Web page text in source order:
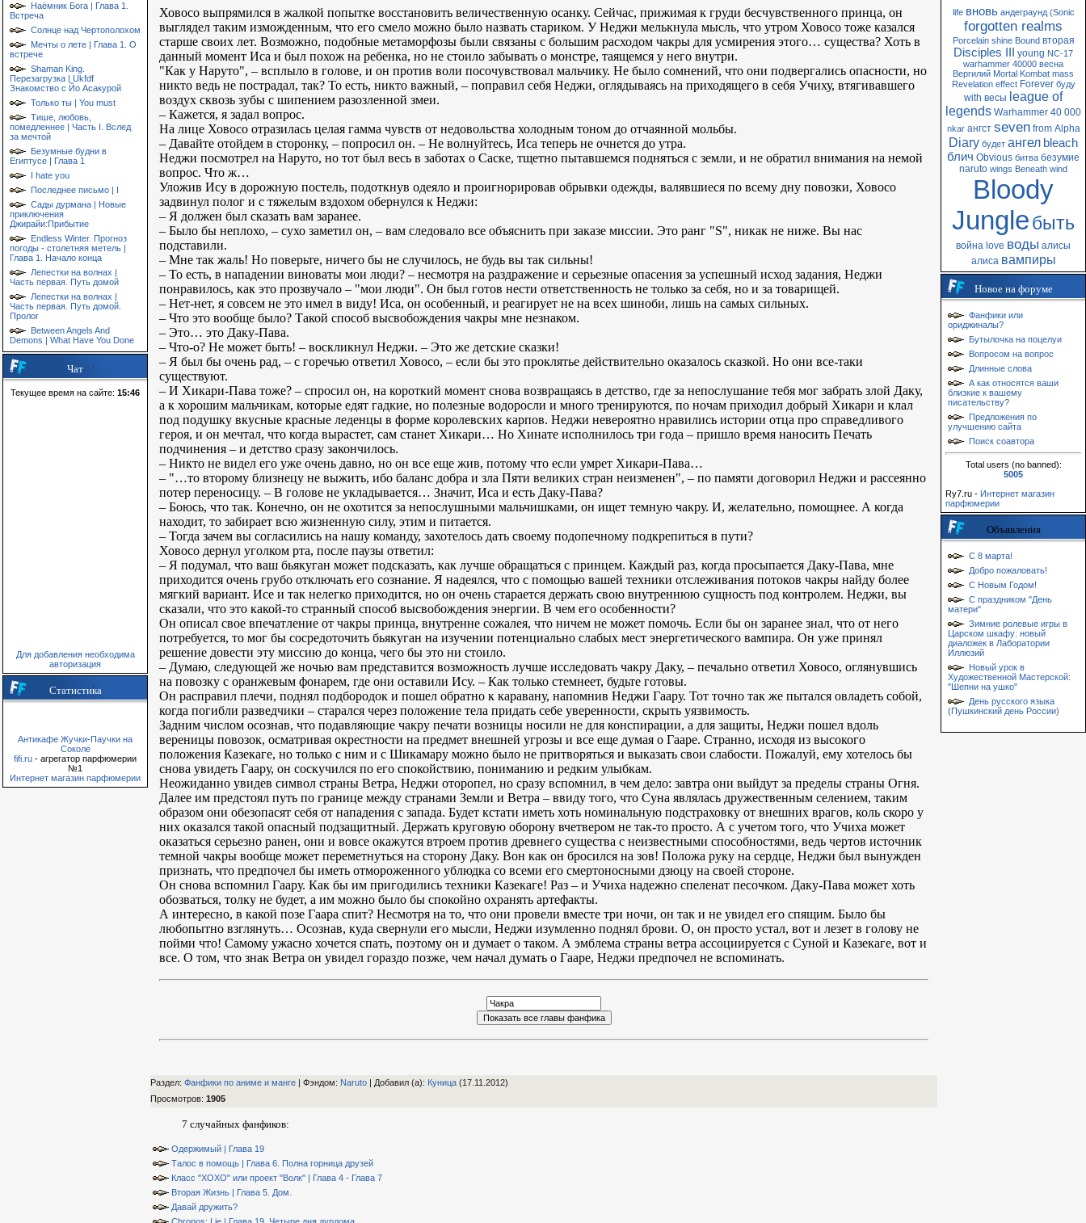
Наёмник Бога | Глава 1.
Встреча
Солнце над Чертополохом
Мечты о лете | Глава 1. О
встрече
Shaman King.
Перезагрузка | Ukfdf
Знакомство с Йо Асакурой
Только ты | You must
Тише, любовь,
помедленнее | Часть I. Вслед
за мечтой
Безумные будни в
Египтусе | Глава 1
I hate you
Последнее письмо | I
Сады дурмана | Новые
приключения
Джирайи:Прибытие
Endless Winter. Прогноз
погоды - столетняя метель |
Глава 1. Начало конца
Лепестки на волнах |
Часть первая. Путь домой
Лепестки на волнах |
Часть первая. Путь домой.
Пролог
Between Angels And
Demons | What Have You Done
Чат
Текущее время на сайте: 15:46
Для добавления необходима
авторизация
Статистика
Антикафе Жучки-Паучки на
Соколе
fifi.ru - агрегатор парфюмерии
№1
Интернет магазин парфюмерии
Ховосо выпрямился в жалкой попытке восстановить величественную осанку. Сейчас, прижимая к груди бесчувственного принца, он
выглядел таким изможденным, что его смело можно было назвать стариком. У Неджи мелькнула мысль, что утром Ховосо тоже казался
старше своих лет. Возможно, подобные метаморфозы были связаны с большим расходом чакры для усмирения этого… существа? Хоть в
данный момент Иса и был похож на ребенка, но не стоило забывать о монстре, таящемся у него внутри.
"Как у Наруто", – всплыло в голове, и он против воли посочувствовал мальчику. Не было сомнений, что они подвергались опасности, но
никто ведь не пострадал, так? То есть, никто важный, – поправил себя Неджи, оглядываясь на приходящего в себя Учиху, втягивавшего
воздух сквозь зубы с шипением разозленной змеи.
– Кажется, я задал вопрос.
На лице Ховосо отразилась целая гамма чувств от недовольства холодным тоном до отчаянной мольбы.
– Давайте отойдем в сторонку, – попросил он. – Не волнуйтесь, Иса теперь не очнется до утра.
Неджи посмотрел на Наруто, но тот был весь в заботах о Саске, тщетно пытавшемся подняться с земли, и не обратил внимания на немой
вопрос. Что ж…
Уложив Ису в дорожную постель, подоткнув одеяло и проигнорировав обрывки одежды, валявшиеся по всему дну повозки, Ховосо
задвинул полог и с тяжелым вздохом обернулся к Неджи:
– Я должен был сказать вам заранее.
– Было бы неплохо, – сухо заметил он, – вам следовало все объяснить при заказе миссии. Это ранг "S", никак не ниже. Вы нас
подставили.
– Мне так жаль! Но поверьте, ничего бы не случилось, не будь вы так сильны!
– То есть, в нападении виноваты мои люди? – несмотря на раздражение и серьезные опасения за успешный исход задания, Неджи
понравилось, как это прозвучало – "мои люди". Он был готов нести ответственность не только за себя, но и за товарищей.
– Нет-нет, я совсем не это имел в виду! Иса, он особенный, и реагирует не на всех шиноби, лишь на самых сильных.
– Что это вообще было? Такой способ высвобождения чакры мне незнаком.
– Это… это Даку-Пава.
– Что-о? Не может быть! – воскликнул Неджи. – Это же детские сказки!
– Я был бы очень рад, – с горечью ответил Ховосо, – если бы это проклятье действительно оказалось сказкой. Но они все-таки
существуют.
– И Хикари-Пава тоже? – спросил он, на короткий момент снова возвращаясь в детство, где за непослушание тебя мог забрать злой Даку,
а к хорошим мальчикам, которые едят гадкие, но полезные водоросли и много тренируются, по ночам приходил добрый Хикари и клал
под подушку вкусные красные леденцы в форме королевских карпов. Неджи невероятно нравились истории отца про справедливого
героя, и он мечтал, что когда вырастет, сам станет Хикари… Но Хинате исполнилось три года – пришло время наносить Печать
подчинения – и детство сразу закончилось.
– Никто не видел его уже очень давно, но он все еще жив, потому что если умрет Хикари-Пава…
– "…то второму близнецу не выжить, ибо баланс добра и зла Пяти великих стран неизменен", – по памяти договорил Неджи и рассеянно
потер переносицу. – В голове не укладывается… Значит, Иса и есть Даку-Пава?
– Боюсь, что так. Конечно, он не охотится за непослушными мальчишками, он ищет темную чакру. И, желательно, помощнее. А когда
находит, то забирает всю жизненную силу, этим и питается.
– Тогда зачем вы согласились на нашу команду, захотелось дать своему подопечному подкрепиться в пути?
Ховосо дернул уголком рта, после паузы ответил:
– Я подумал, что ваш бьякуган может подсказать, как лучше обращаться с принцем. Каждый раз, когда просыпается Даку-Пава, мне
приходится очень грубо отключать его сознание. Я надеялся, что с помощью вашей техники отслеживания потоков чакры найду более
мягкий вариант. Исе и так нелегко приходится, но он очень старается держать свою внутреннюю сущность под контролем. Неджи, вы
сказали, что это какой-то странный способ высвобождения энергии. В чем его особенности?
Он описал свое впечатление от чакры принца, внутренне сожалея, что ничем не может помочь. Если бы он заранее знал, что от него
потребуется, то мог бы сосредоточить бьякуган на изучении потенциально слабых мест энергетического вампира. Он уже принял
решение довести эту миссию до конца, чего бы это ни стоило.
– Думаю, следующей же ночью вам представится возможность лучше исследовать чакру Даку, – печально ответил Ховосо, оглянувшись
на повозку с оранжевым фонарем, где они оставили Ису. – Как только стемнеет, будьте готовы.
Он расправил плечи, поднял подбородок и пошел обратно к каравану, напомнив Неджи Гаару. Тот точно так же пытался овладеть собой,
когда погибли разведчики – старался через положение тела придать себе уверенности, скрыть уязвимость.
Задним числом осознав, что подавляющие чакру печати возницы носили не для конспирации, а для защиты, Неджи пошел вдоль
вереницы повозок, осматривая окрестности на предмет внешней угрозы и все еще думая о Гааре. Странно, исходя из высокого
положения Казекаге, но только с ним и с Шикамару можно было не притворяться и выказать свои слабости. Пожалуй, ему хотелось бы
снова увидеть Гаару, он соскучился по его спокойствию, пониманию и редким улыбкам.
Неожиданно увидев символ страны Ветра, Неджи оторопел, но сразу вспомнил, в чем дело: завтра они выйдут за пределы страны Огня.
Далее им предстоял путь по границе между странами Земли и Ветра – ввиду того, что Суна являлась дружественным селением, таким
образом они обезопасят себя от нападения с запада. Будет кстати иметь хоть номинальную подстраховку от внешних врагов, коль скоро у
них оказался такой опасный подзащитный. Держать круговую оборону вчетвером не так-то просто. А с учетом того, что Учиха может
оказаться серьезно ранен, они и вовсе окажутся втроем против древнего существа с неизвестными способностями, ведь чертов источник
темной чакры вообще может переметнуться на сторону Даку. Вон как он бросился на зов! Положа руку на сердце, Неджи был вынужден
признать, что предпочел бы иметь отмороженного ублюдка со всеми его смертоносными дзюцу на своей стороне.
Он снова вспомнил Гаару. Как бы им пригодились техники Казекаге! Раз – и Учиха надежно спеленат песочком. Даку-Пава может хоть
обозваться, толку не будет, а им можно было бы спокойно охранять артефакты.
А интересно, в какой позе Гаара спит? Несмотря на то, что они провели вместе три ночи, он так и не увидел его спящим. Было бы
любопытно взглянуть… Осознав, куда свернули его мысли, Неджи изумленно поднял брови. О, он просто устал, вот и лезет в голову не
пойми что! Самому ужасно хочется спать, поэтому он и думает о таком. А эмблема страны ветра ассоциируется с Суной и Казекаге, вот и
все. О том, что знак Ветра он увидел гораздо позже, чем начал думать о Гааре, Неджи предпочел не вспоминать.
Раздел: Фанфики по аниме и манге | Фэндом: Naruto | Добавил (а): Куница (17.11.2012)
Просмотров: 1905
7 случайных фанфиков:
Одержимый | Глава 19
Талос в помощь | Глава 6. Полна горница друзей
Класс "ХОХО" или проект "Волк" | Глава 4 - Глава 7
Вторая Жизнь | Глава 5. Дом.
Давай дружить?
life вновь андеграунд (Sonic
forgotten realms
Porcelain shine Bound вторая
Disciples III young NC-17
warhammer 40000 весна
Вергилий Mortal Kombat mass
Revelation effect Forever буду
with весы league of
legends Warhammer 40 000
nkar ангст seven from Alpha
Diary будет ангел bleach
блич Obvious битва безумие
naruto wings Beneath wind
Bloody
Jungleбыть
война love воды алисы
алиса вампиры
Новое на форуме
Фанфики или
ориджиналы?
Бутылочка на поцелуи
Вопросом на вопрос
Длинные слова
А как относятся ваши
близкие к вашему
писательству?
Предложения по
улучшению сайта
Поиск соавтора
Total users (no banned):
5005
Ry7.ru - Интернет магазин
парфюмерии
Объявления
С 8 марта!
Добро пожаловать!
С Новым Годом!
С праздником "День
матери"
Зимние ролевые игры в
Царском шкафу: новый
диаложек в Лаборатории
Иллюзий
Новый урок в
Художественной Мастерской:
"Шепни на ушко"
День русского языка
(Пушкинский день России)